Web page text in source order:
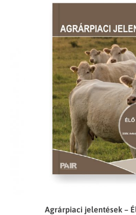
Agrárpiaci jelentések –